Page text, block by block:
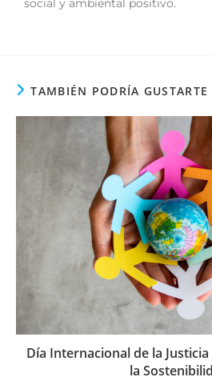
social y ambiental positivo.
TAMBIÉN PODRÍA GUSTARTE
Día Internacional de la
la